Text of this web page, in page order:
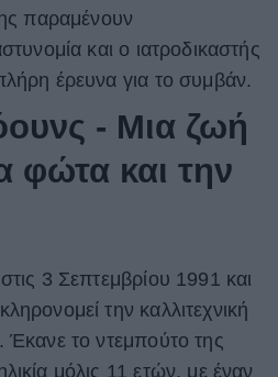
παραμένουν
και ο ιατροδικαστής
έρευνα για το συμβάν.
- Μια ζωή
φώτα και την
3 Σεπτεμβρίου 1991 και
την καλλιτεχνική
Έκανε το ντεμπούτο της
μόλις 11 ετών, με έναν